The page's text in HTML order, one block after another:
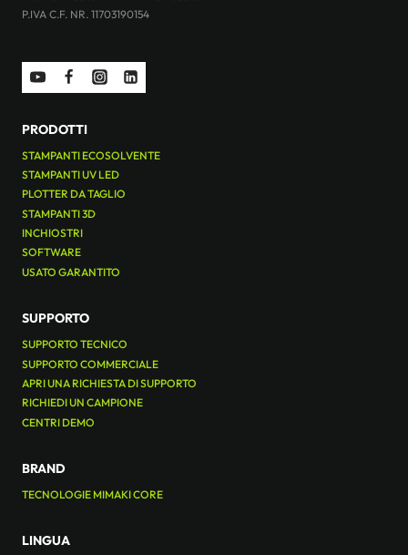
P.IVA C.F. NR. 11703190154
PRODOTTI
STAMPANTI ECOSOLVENTE
STAMPANTI UV LED
PLOTTER DA TAGLIO
STAMPANTI 3D
INCHIOSTRI
SOFTWARE
USATO GARANTITO
SUPPORTO
SUPPORTO TECNICO
SUPPORTO COMMERCIALE
APRI UNA RICHIESTA DI SUPPORTO
RICHIEDI UN CAMPIONE
CENTRI DEMO
BRAND
TECNOLOGIE MIMAKI CORE
LINGUA